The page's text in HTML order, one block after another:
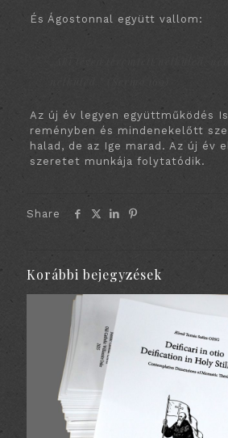
És Ágostonnal együtt vallom:
Az új év legyen együttműködés
reményben és mindenekelőtt
halad, de az Ige marad. Az új év
szeretet munkája folytatódik.
Share
Korábbi bejegyzések